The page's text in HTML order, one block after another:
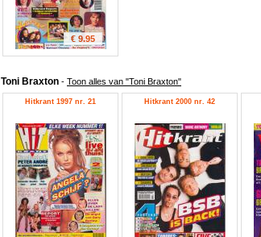
€ 9.95
Toni Braxton - Toon alles van "Toni Braxton"
Hitkrant 1997 nr. 21 Hitkrant 2000 nr. 42